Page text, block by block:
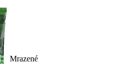
Mrazené